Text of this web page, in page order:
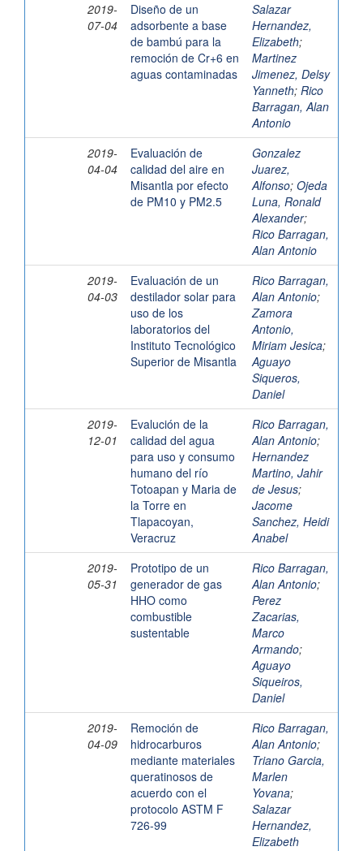
2019-
07-04
Diseño de un
adsorbente a base
de bambú para la
remoción de Cr+6 en
aguas contaminadas
Salazar
Hernandez,
Elizabeth;
Martinez
Jimenez, Delsy
Yanneth; Rico
Barragan, Alan
Antonio
2019-
04-04
Evaluación de
calidad del aire en
Misantla por efecto
de PM10 y PM2.5
Gonzalez
Juarez,
Alfonso; Ojeda
Luna, Ronald
Alexander;
Rico Barragan,
Alan Antonio
2019-
04-03
Evaluación de un
destilador solar para
uso de los
laboratorios del
Instituto Tecnológico
Superior de Misantla
Rico Barragan,
Alan Antonio;
Zamora
Antonio,
Miriam Jesica;
Aguayo
Siqueros,
Daniel
2019-
12-01
Evalución de la
calidad del agua
para uso y consumo
humano del río
Totoapan y Maria de
la Torre en
Tlapacoyan,
Veracruz
Rico Barragan,
Alan Antonio;
Hernandez
Martino, Jahir
de Jesus;
Jacome
Sanchez, Heidi
Anabel
2019-
05-31
Prototipo de un
generador de gas
HHO como
combustible
sustentable
Rico Barragan,
Alan Antonio;
Perez
Zacarias,
Marco
Armando;
Aguayo
Siqueiros,
Daniel
2019-
04-09
Remoción de
hidrocarburos
mediante materiales
queratinosos de
acuerdo con el
protocolo ASTM F
726-99
Rico Barragan,
Alan Antonio;
Triano Garcia,
Marlen
Yovana;
Salazar
Hernandez,
Elizabeth